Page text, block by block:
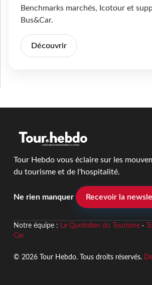
Benchmarks marchés, Icotour et
Bus&Car.
Découvrir
Tour Hebdo vous éclaire sur les
du tourisme et de l'hospitalité.
Ne rien manquer Recevoir la
Notre équipe : Le Quotidien du Tourisme·
Car
© 2026 Tour Hebdo. Tous droits réservés.